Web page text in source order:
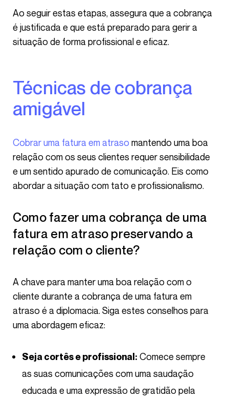
Ao seguir estas etapas, assegura que a cobrança
é justificada e que está preparado para gerir a
situação de forma profissional e eficaz.
Técnicas de cobrança
amigável
Cobrar uma fatura em atraso mantendo uma boa
relação com os seus clientes requer sensibilidade
e um sentido apurado de comunicação. Eis como
abordar a situação com tato e profissionalismo.
Como fazer uma cobrança de uma
fatura em atraso preservando a
relação com o cliente?
A chave para manter uma boa relação com o
cliente durante a cobrança de uma fatura em
atraso é a diplomacia. Siga estes conselhos para
uma abordagem eficaz:
Seja cortês e profissional: Comece sempre
as suas comunicações com uma saudação
educada e uma expressão de gratidão pela